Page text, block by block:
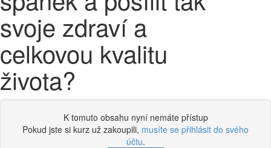
svoje zdraví a
celkovou kvalitu
života?
K tomuto obsahu nyní nemáte přístup
Pokud jste si kurz už zakoupili, musíte se přihlásit do svého
účtu.